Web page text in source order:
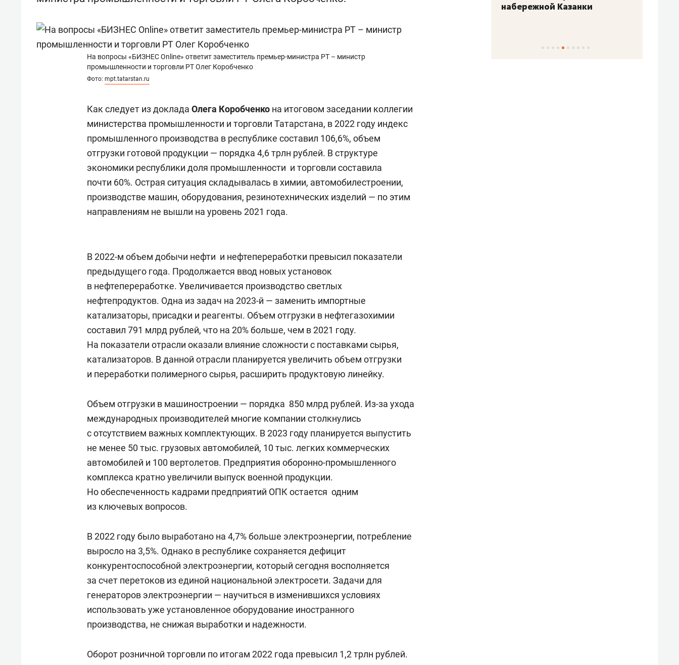
На вопросы «БИЗНЕС Online» ответит заместитель премьер-министра РТ – министр
промышленности и торговли РТ Олег Коробченко
Фото: mpt.tatarstan.ru
Как следует из доклада Олега Коробченко на итоговом заседании коллегии
министерства промышленности и торговли Татарстана, в 2022 году индекс
промышленного производства в республике составил 106,6%, объем
отгрузки готовой продукции — порядка 4,6 трлн рублей. В структуре
экономики республики доля промышленности и торговли составила
почти 60%. Острая ситуация складывалась в химии, автомобилестроении,
производстве машин, оборудования, резинотехнических изделий — по этим
направлениям не вышли на уровень 2021 года.
В 2022-м объем добычи нефти и нефтепереработки превысил показатели
предыдущего года. Продолжается ввод новых установок
в нефтепереработке. Увеличивается производство светлых
нефтепродуктов. Одна из задач на 2023-й — заменить импортные
катализаторы, присадки и реагенты. Объем отгрузки в нефтегазохимии
составил 791 млрд рублей, что на 20% больше, чем в 2021 году.
На показатели отрасли оказали влияние сложности с поставками сырья,
катализаторов. В данной отрасли планируется увеличить объем отгрузки
и переработки полимерного сырья, расширить продуктовую линейку.
Объем отгрузки в машиностроении — порядка 850 млрд рублей. Из-за ухода
международных производителей многие компании столкнулись
с отсутствием важных комплектующих. В 2023 году планируется выпустить
не менее 50 тыс. грузовых автомобилей, 10 тыс. легких коммерческих
автомобилей и 100 вертолетов. Предприятия оборонно-промышленного
комплекса кратно увеличили выпуск военной продукции.
Но обеспеченность кадрами предприятий ОПК остается одним
из ключевых вопросов.
В 2022 году было выработано на 4,7% больше электроэнергии, потребление
выросло на 3,5%. Однако в республике сохраняется дефицит
конкурентоспособной электроэнергии, который сегодня восполняется
за счет перетоков из единой национальной электросети. Задачи для
генераторов электроэнергии — научиться в изменившихся условиях
использовать уже установленное оборудование иностранного
производства, не снижая выработки и надежности.
Оборот розничной торговли по итогам 2022 года превысил 1,2 трлн рублей.
состоянием как основа
«Гонка Героев»
набережной Казанки